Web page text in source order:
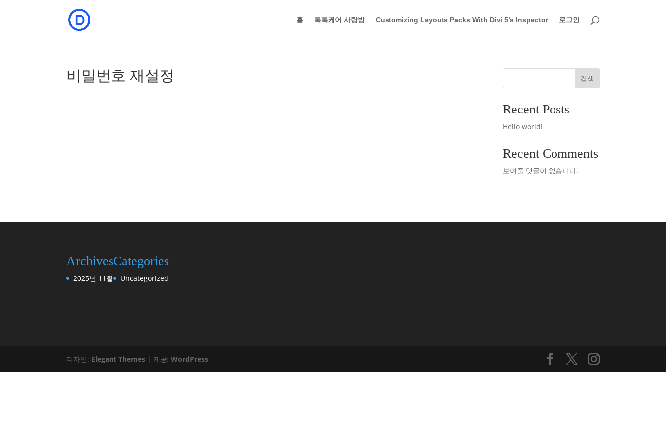
홈 톡톡케어 사랑방 Customizing Layouts Packs With Divi 5’s Inspector 로그인
비밀번호 재설정 검색
Recent Posts
Hello world!
Recent Comments
보여줄 댓글이 없습니다.
Archives
2025년 11월
Categories
Uncategorized
디자인: Elegant Themes | 제공:WordPress